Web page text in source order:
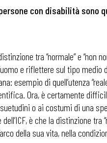
con disabilità sono
tra “normale” e
e riflettere sul tipo medio
esempio di quell’utenza
Ora, è certamente
o ai costumi di una
dell’ICF, è che la distinzione
della sua vita, nella